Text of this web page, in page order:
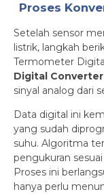
Proses
Setelah sensor
listrik, langkah
Termometer
Digital Converter
sinyal analog dari
Data digital ini
yang sudah
suhu. Algoritma
pengukuran
Proses ini
hanya perlu